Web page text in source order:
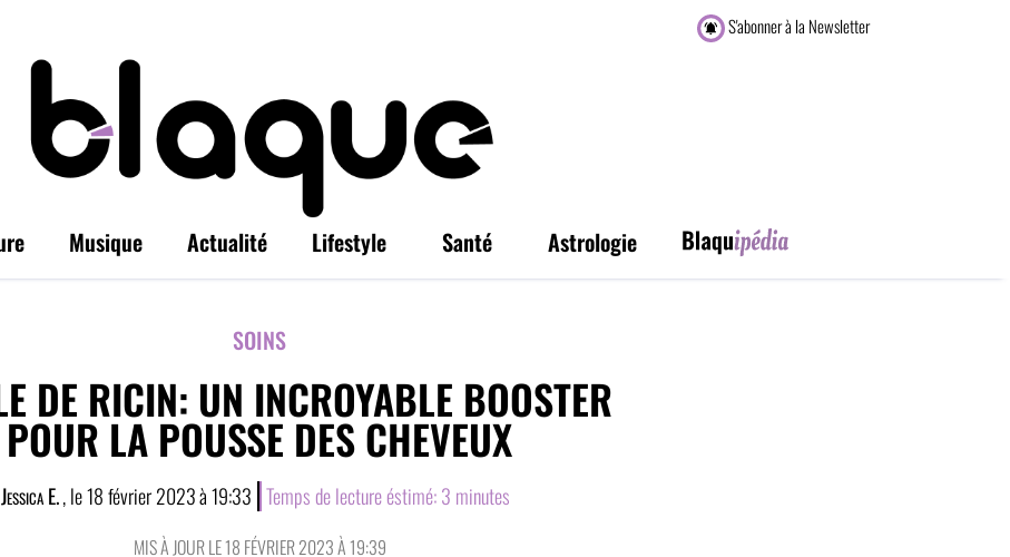
S'abonner à la Newsletter
Musique Actualité Lifestyle Santé Astrologie
SOINS
DE RICIN: UN INCROYABLE BOOSTER
POUR LA POUSSE DES CHEVEUX
Jessica E., le18 février 2023à19:33 Temps de lecture éstimé:3 minutes
MIS À JOUR LE 18 FÉVRIER 2023 À 19:39